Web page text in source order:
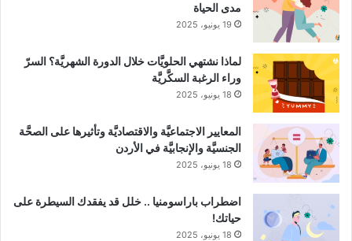
مدى الحياة
19 يونيو، 2025
لماذا نشتهي الحلويَّات خلال الدورة الشهريَّة؟ السرّ
وراء الرغبة السكَّريَّة
18 يونيو، 2025
المعايير الاجتماعيَّة والاقتصاديَّة وتأثيرها على الصحَّة
الجنسيَّة والإنجابيَّة في الأردن
18 يونيو، 2025
اضطراب باراسومنيا .. خلل قد يفقدك السيطرة على
حياتك!
18 يونيو، 2025